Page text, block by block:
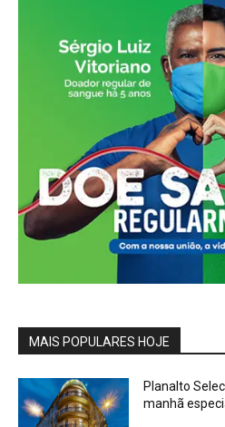
MAIS POPULARES HOJE
Planalto
manhã